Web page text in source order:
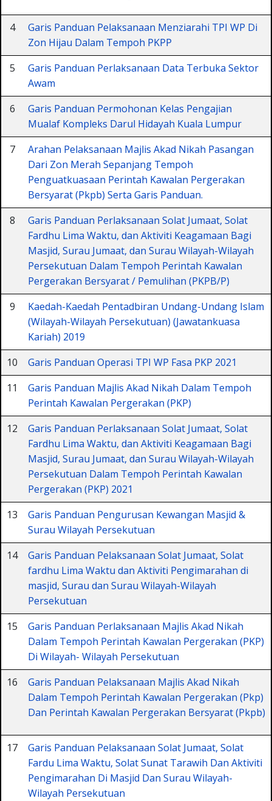
4
Garis Panduan Pelaksanaan Menziarahi TPI WP Di
Zon Hijau Dalam Tempoh PKPP
5
Garis Panduan Perlaksanaan Data Terbuka Sektor
Awam
6
Garis Panduan Permohonan Kelas Pengajian
Mualaf Kompleks Darul Hidayah Kuala Lumpur
7
Arahan Pelaksanaan Majlis Akad Nikah Pasangan
Dari Zon Merah Sepanjang Tempoh
Penguatkuasaan Perintah Kawalan Pergerakan
Bersyarat (Pkpb) Serta Garis Panduan.
8
Garis Panduan Perlaksanaan Solat Jumaat, Solat
Fardhu Lima Waktu, dan Aktiviti Keagamaan Bagi
Masjid, Surau Jumaat, dan Surau Wilayah-Wilayah
Persekutuan Dalam Tempoh Perintah Kawalan
Pergerakan Bersyarat / Pemulihan (PKPB/P)
9
Kaedah-Kaedah Pentadbiran Undang-Undang Islam
(Wilayah-Wilayah Persekutuan) (Jawatankuasa
Kariah) 2019
10
Garis Panduan Operasi TPI WP Fasa PKP 2021
11
Garis Panduan Majlis Akad Nikah Dalam Tempoh
Perintah Kawalan Pergerakan (PKP)
12
Garis Panduan Perlaksanaan Solat Jumaat, Solat
Fardhu Lima Waktu, dan Aktiviti Keagamaan Bagi
Masjid, Surau Jumaat, dan Surau Wilayah-Wilayah
Persekutuan Dalam Tempoh Perintah Kawalan
Pergerakan (PKP) 2021
13
Garis Panduan Pengurusan Kewangan Masjid &
Surau Wilayah Persekutuan
14
Garis Panduan Pelaksanaan Solat Jumaat, Solat
fardhu Lima Waktu dan Aktiviti Pengimarahan di
masjid, Surau dan Surau Wilayah-Wilayah
Persekutuan
15
Garis Panduan Perlaksanaan Majlis Akad Nikah
Dalam Tempoh Perintah Kawalan Pergerakan (PKP)
Di Wilayah- Wilayah Persekutuan
16
Garis Panduan Pelaksanaan Majlis Akad Nikah
Dalam Tempoh Perintah Kawalan Pergerakan (Pkp)
Dan Perintah Kawalan Pergerakan Bersyarat (Pkpb)
17
Garis Panduan Pelaksanaan Solat Jumaat, Solat
Fardu Lima Waktu, Solat Sunat Tarawih Dan Aktiviti
Pengimarahan Di Masjid Dan Surau Wilayah-
Wilayah Persekutuan